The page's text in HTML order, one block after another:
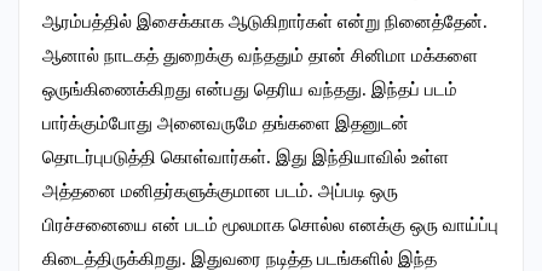
ஆரம்பத்தில் இசைக்காக ஆடுகிறார்கள் என்று நினைத்தேன்.
ஆனால் நாடகத் துறைக்கு வந்ததும் தான் சினிமா மக்களை
ஒருங்கிணைக்கிறது என்பது தெரிய வந்தது. இந்தப் படம்
பார்க்கும்போது அனைவருமே தங்களை இதனுடன்
தொடர்புபடுத்தி கொள்வார்கள். இது இந்தியாவில் உள்ள
அத்தனை மனிதர்களுக்குமான படம். அப்படி ஒரு
பிரச்சனையை என் படம் மூலமாக சொல்ல எனக்கு ஒரு வாய்ப்பு
கிடைத்திருக்கிறது. இதுவரை நடித்த படங்களில் இந்த